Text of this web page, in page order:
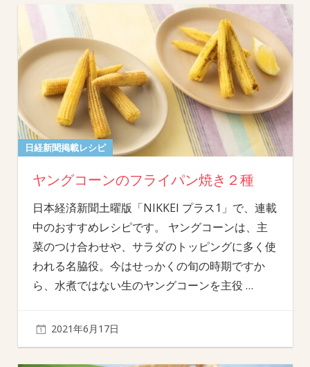
日経新聞掲載レシピ
ヤングコーンのフライパン焼き２種
日本経済新聞土曜版「NIKKEI プラス1」で、連載
中のおすすめレシピです。 ヤングコーンは、主
菜のつけ合わせや、サラダのトッピングに多く使
われる名脇役。今はせっかくの旬の時期ですか
ら、水煮ではない生のヤングコーンを主役 …
2021年6月17日